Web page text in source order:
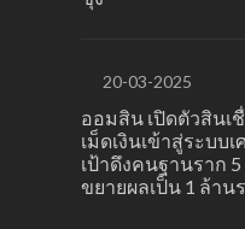
20-03-2025
ออมสิน เปิดตัวสินเ
เม็ดเงินเข้าสู่ระบบ
เป้าดึงคนฐานราก
ขยายผลเป็น 1 ล้าน